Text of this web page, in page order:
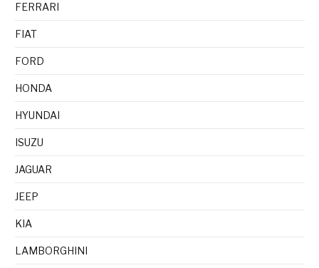
FERRARI
FIAT
FORD
HONDA
HYUNDAI
ISUZU
JAGUAR
JEEP
KIA
LAMBORGHINI